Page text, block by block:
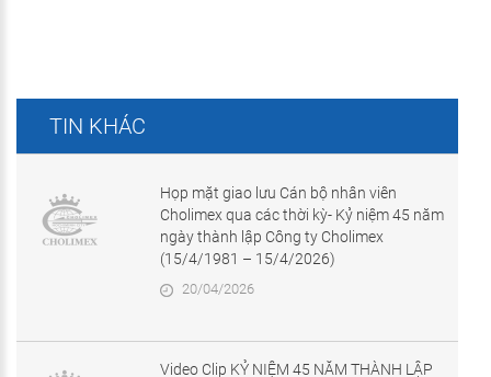
TIN KHÁC
Họp mặt giao lưu Cán bộ nhân viên
Cholimex qua các thời kỳ- Kỷ niệm 45 năm
ngày thành lập Công ty Cholimex
(15/4/1981 – 15/4/2026)
20/04/2026
Video Clip KỶ NIỆM 45 NĂM THÀNH LẬP